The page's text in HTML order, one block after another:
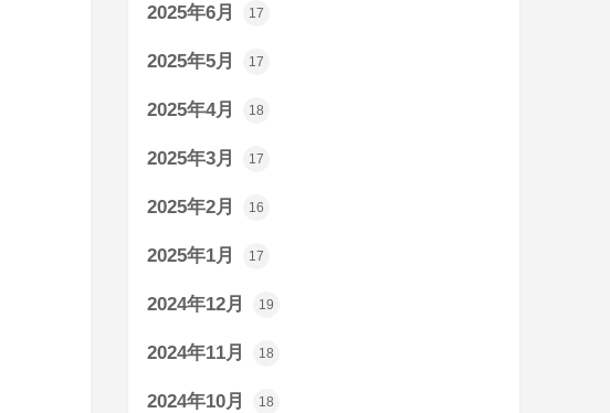
2025年6月 17
2025年5月 17
2025年4月 18
2025年3月 17
2025年2月 16
2025年1月 17
2024年12月 19
2024年11月 18
2024年10月 18